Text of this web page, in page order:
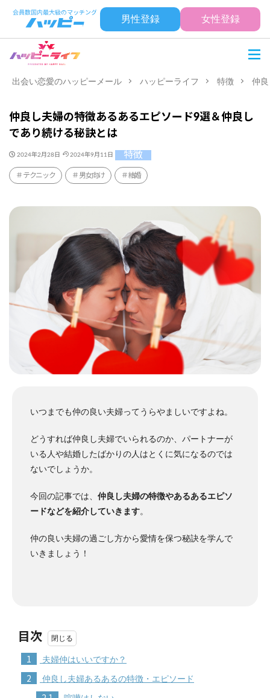
男性登録 女性登録
出会い恋愛のハッピーメール ハッピーライフ 特徴 仲
仲良し夫婦の特徴あるあるエピソード9選＆仲良し
であり続ける秘訣とは
2024年2月28日 2024年9月11日 特徴
テクニック 男女向け 結婚
いつまでも仲の良い夫婦ってうらやましいですよね。
どうすれば仲良し夫婦でいられるのか、パートナーが
いる人や結婚したばかりの人はとくに気になるのでは
ないでしょうか。
今回の記事では、 仲良し夫婦の特徴やあるあるエピソ
ードなどを紹介していきます。
仲の良い夫婦の過ごし方から愛情を保つ秘訣を学んで
いきましょう！
目次
1 夫婦仲はいいですか？
2 仲良し夫婦あるあるの特徴・エピソード